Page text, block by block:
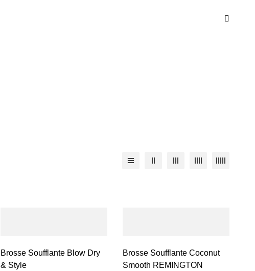
Brosse Soufflante Blow Dry
& Style
Brosse Soufflante Coconut
Smooth REMINGTON